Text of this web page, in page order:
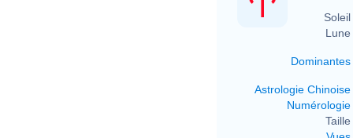
Soleil
Lune
Dominantes
Astrologie Chinoise
Numérologie
Taille